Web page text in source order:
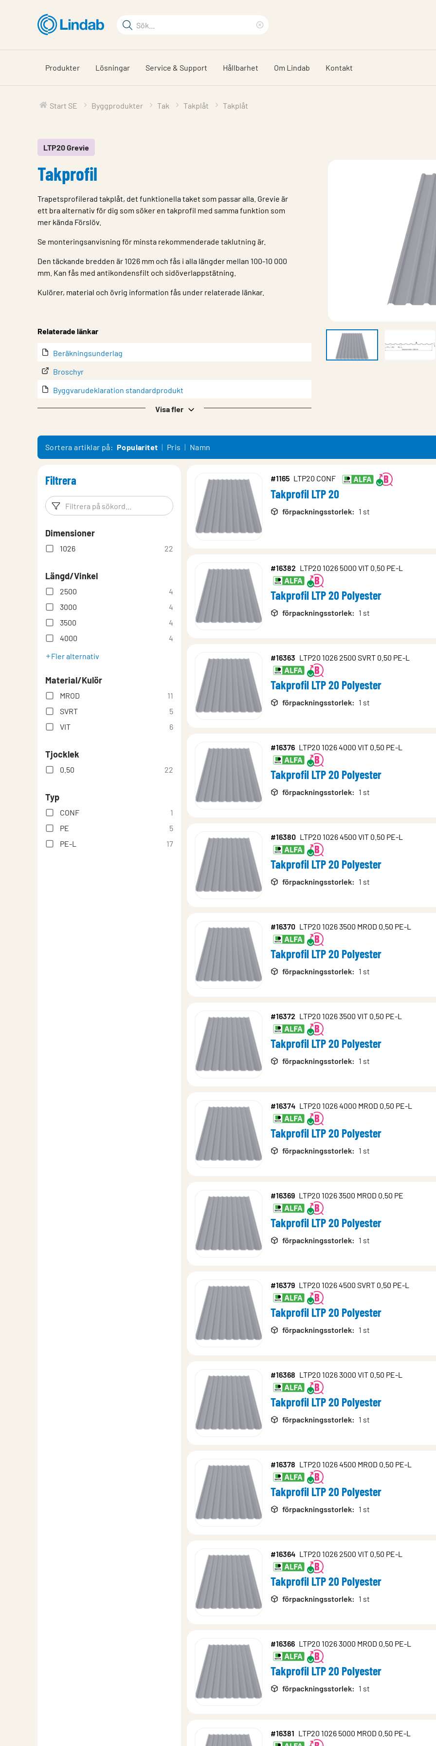
huvudinnehållet
Sökord
på
sajten
sökfras
Produkter Lösningar Service & Support Hållbarhet Om Lindab Kontakt
Start SE Byggprodukter Tak Takplåt Takplåt
LTP20 Grevie
Takprofil
Trapetsprofilerad takplåt, det funktionella taket som passar alla. Grevie är
ett bra alternativ för dig som söker en takprofil med samma funktion som
mer kända Förslöv.
Se monteringsanvisning för minsta rekommenderade taklutning är.
Den täckande bredden är 1026 mm och fås i alla längder mellan 100-10 000
mm. Kan fås med antikondensfilt och sidöverlappstätning.
Kulörer, material och övrig information fås under relaterade länkar.
Relaterade länkar
Beräkningsunderlag
Broschyr
Byggvarudeklaration standardprodukt
Drift & underhåll
Garanti
Monteringsanvisning System
Prestandadeklaration
Teknisk information
Visa fler
Sortera artiklar på: Popularitet Pris Namn
Filtrera
Filtreringsord Filtrera produkter
Dimensioner
1026 22
Längd/Vinkel
2500
4
3000
4
3500
4
4000
4
Fler alternativ
Material/Kulör
MROD
11
SVRT
5
VIT
6
Tjocklek
0.50 22
Typ
CONF
1
PE
5
PE-L
17
#1165 LTP20 CONF
Takprofil LTP 20
förpackningsstorlek: 1 st
#16382 LTP20 1026 5000 VIT 0.50 PE-L
Takprofil LTP 20 Polyester
förpackningsstorlek: 1 st
#16363 LTP20 1026 2500 SVRT 0.50 PE-L
Takprofil LTP 20 Polyester
förpackningsstorlek: 1 st
#16376 LTP20 1026 4000 VIT 0.50 PE-L
Takprofil LTP 20 Polyester
förpackningsstorlek: 1 st
#16380 LTP20 1026 4500 VIT 0.50 PE-L
Takprofil LTP 20 Polyester
förpackningsstorlek: 1 st
#16370 LTP20 1026 3500 MROD 0.50 PE-L
Takprofil LTP 20 Polyester
förpackningsstorlek: 1 st
#16372 LTP20 1026 3500 VIT 0.50 PE-L
Takprofil LTP 20 Polyester
förpackningsstorlek: 1 st
#16374 LTP20 1026 4000 MROD 0.50 PE-L
Takprofil LTP 20 Polyester
förpackningsstorlek: 1 st
#16369 LTP20 1026 3500 MROD 0.50 PE
Takprofil LTP 20 Polyester
förpackningsstorlek: 1 st
#16379 LTP20 1026 4500 SVRT 0.50 PE-L
Takprofil LTP 20 Polyester
förpackningsstorlek: 1 st
#16368 LTP20 1026 3000 VIT 0.50 PE-L
Takprofil LTP 20 Polyester
förpackningsstorlek: 1 st
#16378 LTP20 1026 4500 MROD 0.50 PE-L
Takprofil LTP 20 Polyester
förpackningsstorlek: 1 st
#16364 LTP20 1026 2500 VIT 0.50 PE-L
Takprofil LTP 20 Polyester
förpackningsstorlek: 1 st
#16366 LTP20 1026 3000 MROD 0.50 PE-L
Takprofil LTP 20 Polyester
förpackningsstorlek: 1 st
#16381 LTP20 1026 5000 MROD 0.50 PE-L